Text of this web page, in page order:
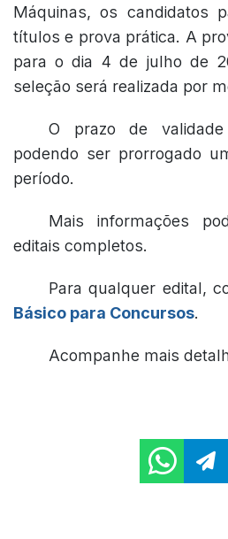
Máquinas, os candidatos
títulos e prova prática. A
para o dia 4 de julho de
seleção será realizada por
O prazo de
podendo ser prorrogado
período.
Mais informações
editais completos.
Para qualquer edital,
Básico para Concursos.
Acompanhe mais